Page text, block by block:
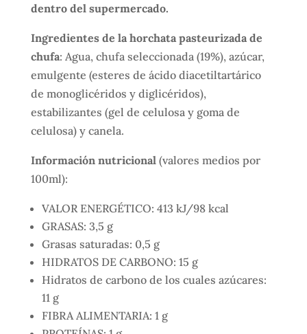
dentro del supermercado.
Ingredientes de la horchata pasteurizada de
chufa: Agua, chufa seleccionada (19%), azúcar,
emulgente (esteres de ácido diacetiltartárico
de monoglicéridos y diglicéridos),
estabilizantes (gel de celulosa y goma de
celulosa) y canela.
Información nutricional (valores medios por
100ml):
VALOR ENERGÉTICO: 413 kJ/98 kcal
GRASAS: 3,5 g
Grasas saturadas: 0,5 g
HIDRATOS DE CARBONO: 15 g
Hidratos de carbono de los cuales azúcares:
11 g
FIBRA ALIMENTARIA: 1 g